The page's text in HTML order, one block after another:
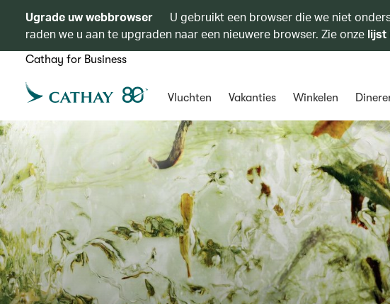
Ugrade uw webbrowser
U gebruikt een browser die we niet
raden we u aan te upgraden naar een nieuwere browser. Zie onze lijst
Cathay for Business
Vluchten Vakanties Winkelen